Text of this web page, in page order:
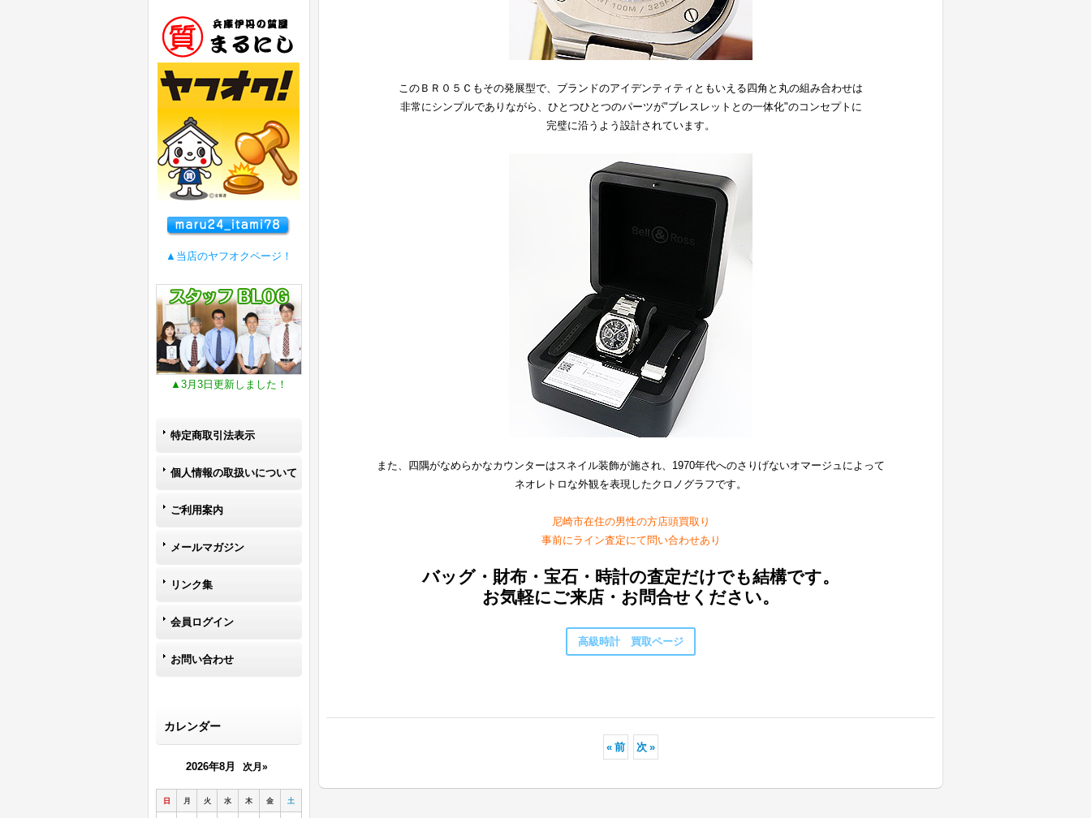
▲当店のヤフオクページ！
▲3月3日更新しました！
特定商取引法表示
個人情報の取扱いについて
ご利用案内
メールマガジン
リンク集
会員ログイン
お問い合わせ
カレンダー
2026年8月 次月»
日 月 火 水 木 金 土
このＢＲ０５Ｃもその発展型で、ブランドのアイデンティティともいえる四角と丸の組み合わせは
非常にシンプルでありながら、ひとつひとつのパーツが"ブレスレットとの一体化"のコンセプトに
完璧に沿うよう設計されています。
また、四隅がなめらかなカウンターはスネイル装飾が施され、1970年代へのさりげないオマージュによって
ネオレトロな外観を表現したクロノグラフです。
尼崎市在住の男性の方店頭買取り
事前にライン査定にて問い合わせあり
バッグ・財布・宝石・時計の査定だけでも結構です。
お気軽にご来店・お問合せください。
高級時計 買取ページ
« 前 次 »